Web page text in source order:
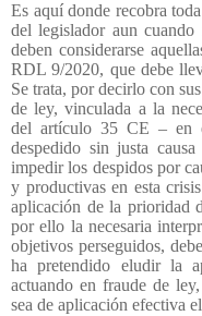
Es aquí donde recobra
del legislador aun cuando
deben considerarse
RDL 9/2020, que debe
Se trata, por decirlo con
de ley, vinculada a la
del artículo 35 CE – en
despedido sin justa
impedir los despidos por
y productivas en esta
aplicación de la prioridad
por ello la necesaria
objetivos perseguidos,
ha pretendido eludir la
actuando en fraude de
sea de aplicación efectiva